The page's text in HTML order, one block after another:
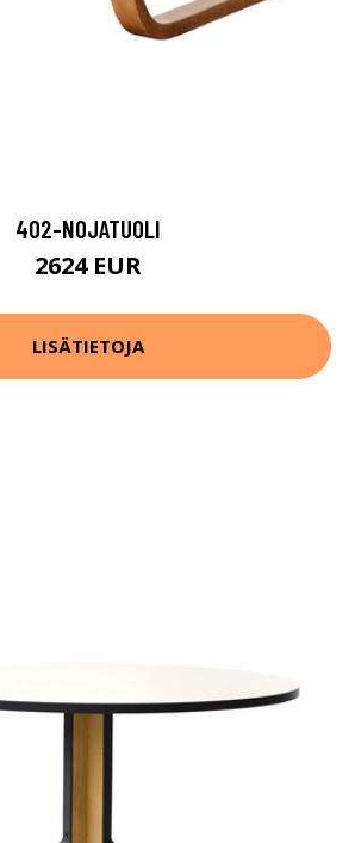
402-NOJATUOLI
2624 EUR
LISÄTIETOJA